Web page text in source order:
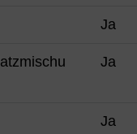
Ja
Ja
Ja